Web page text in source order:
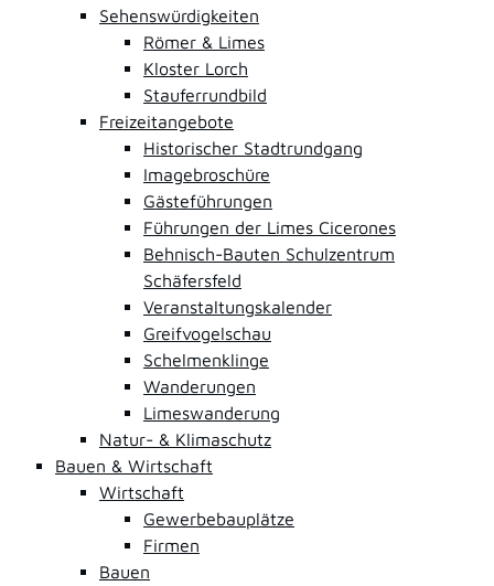
Sehenswürdigkeiten
Römer & Limes
Kloster Lorch
Stauferrundbild
Freizeitangebote
Historischer Stadtrundgang
Imagebroschüre
Gästeführungen
Führungen der Limes Cicerones
Behnisch-Bauten Schulzentrum
Schäfersfeld
Veranstaltungskalender
Greifvogelschau
Schelmenklinge
Wanderungen
Limeswanderung
Natur- & Klimaschutz
Bauen & Wirtschaft
Wirtschaft
Gewerbebauplätze
Firmen
Bauen